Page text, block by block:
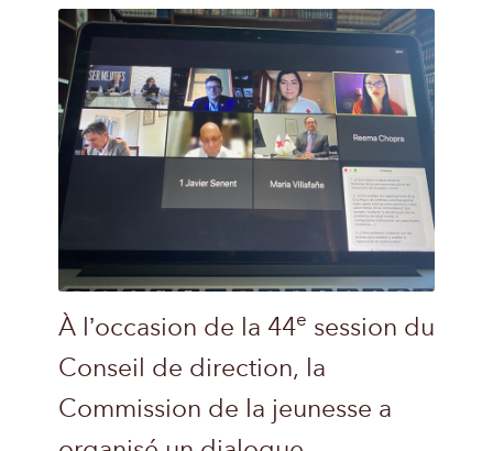
À l’occasion de la 44e session du
Conseil de direction, la
Commission de la jeunesse a